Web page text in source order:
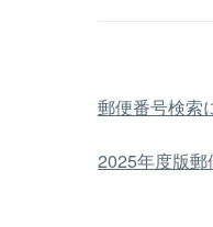
郵便番号検索
2025年度版